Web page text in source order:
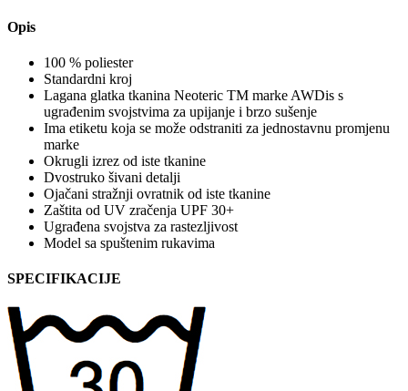
Opis
100 % poliester
Standardni kroj
Lagana glatka tkanina Neoteric TM marke AWDis s
ugrađenim svojstvima za upijanje i brzo sušenje
Ima etiketu koja se može odstraniti za jednostavnu promjenu
marke
Okrugli izrez od iste tkanine
Dvostruko šivani detalji
Ojačani stražnji ovratnik od iste tkanine
Zaštita od UV zračenja UPF 30+
Ugrađena svojstva za rastezljivost
Model sa spuštenim rukavima
SPECIFIKACIJE